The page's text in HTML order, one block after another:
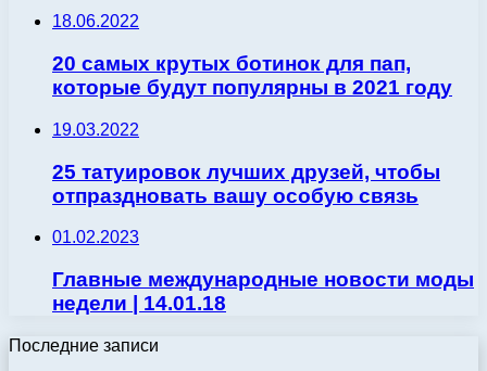
18.06.2022
20 самых крутых ботинок для пап,
которые будут популярны в 2021 году
19.03.2022
25 татуировок лучших друзей, чтобы
отпраздновать вашу особую связь
01.02.2023
Главные международные новости моды
недели | 14.01.18
Последние записи